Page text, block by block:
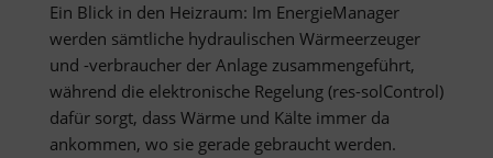
Ein Blick in den Heizraum: Im EnergieManager
werden sämtliche hydraulischen Wärmeerzeuger
und -verbraucher der Anlage zusammengeführt,
während die elektronische Regelung (res-solControl)
dafür sorgt, dass Wärme und Kälte immer da
ankommen, wo sie gerade gebraucht werden.